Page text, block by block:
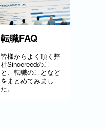
転職FAQ
皆様からよく頂く弊
社Sincereedのこ
と、転職のことなど
をまとめてみまし
た。